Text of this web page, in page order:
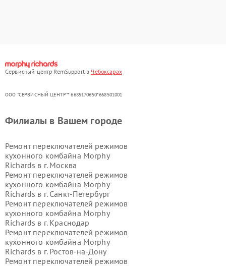
Сервисный центр RemSupport в Чебоксарах
ООО "СЕРВИСНЫЙ ЦЕНТР"* 6685170650*668501001
Филиалы в Вашем городе
Ремонт переключателей режимов
кухонного комбайна Morphy
Richards в г. Москва
Ремонт переключателей режимов
кухонного комбайна Morphy
Richards в г. Санкт-Петербург
Ремонт переключателей режимов
кухонного комбайна Morphy
Richards в г. Краснодар
Ремонт переключателей режимов
кухонного комбайна Morphy
Richards в г. Ростов-на-Дону
Ремонт переключателей режимов